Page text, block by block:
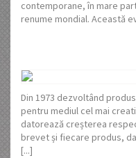
contemporane, în mare
renume mondial. Această
Din 1973 dezvoltând
pentru mediul cel mai
datorează creșterea
brevet și fiecare produs,
[...]